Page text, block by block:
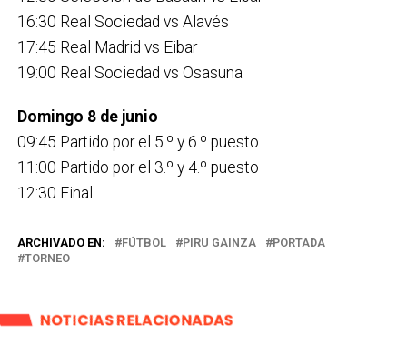
16:30 Real Sociedad vs Alavés
17:45 Real Madrid vs Eibar
19:00 Real Sociedad vs Osasuna
Domingo 8 de junio
09:45 Partido por el 5.º y 6.º puesto
11:00 Partido por el 3.º y 4.º puesto
12:30 Final
ARCHIVADO EN: FÚTBOL PIRU GAINZA
PORTADA
TORNEO
NOTICIAS RELACIONADAS